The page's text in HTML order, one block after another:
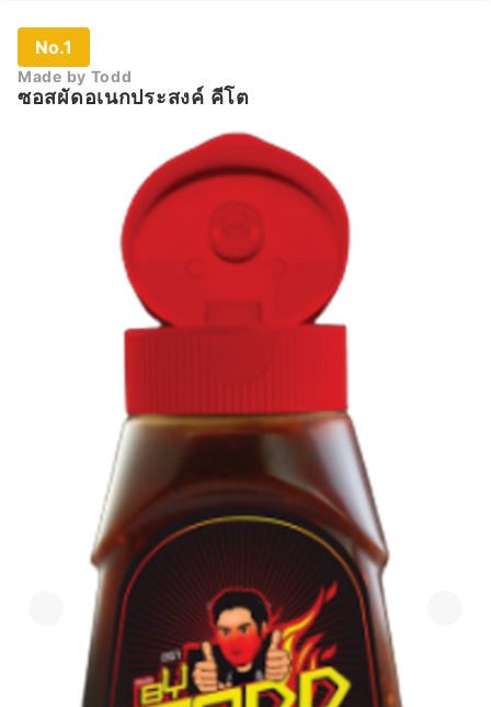
No.1
Made by Todd
ซอสผัดอเนกประสงค์ คีโต